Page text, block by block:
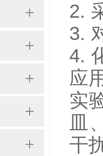
2.
3.
4.
应
实
皿
干